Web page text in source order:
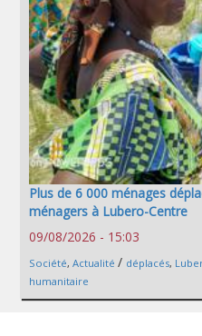
Plus de 6 000 ménages
ménagers à Lubero-Centre
09/08/2026 - 15:03
Société, Actualité / déplacés,
humanitaire